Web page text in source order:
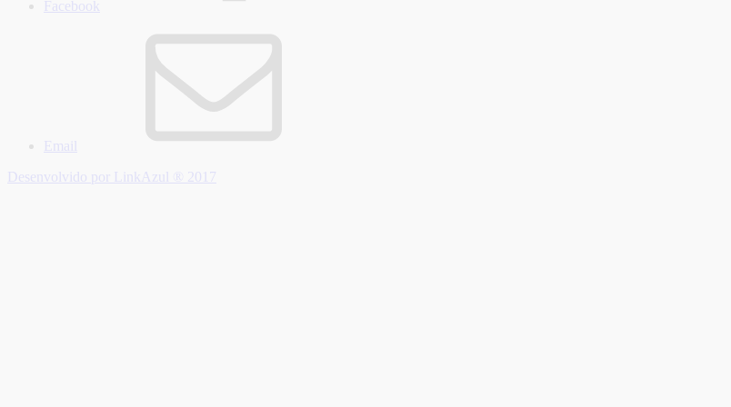
Facebook
Email
Desenvolvido por LinkAzul ® 2017